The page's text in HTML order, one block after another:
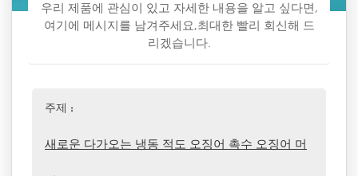
우리 제품에 관심이 있고 자세한 내용을 알고 싶다면,
여기에 메시지를 남겨주세요,최대한 빨리 회신해 드
리겠습니다.
주제 :
새로운 다가오는 냉동 적도 오징어 촉수 오징어 머